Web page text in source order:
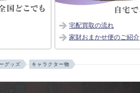
宅配買取の流れ
家財おまかせ便のご紹介
グッズ
キャラクター物